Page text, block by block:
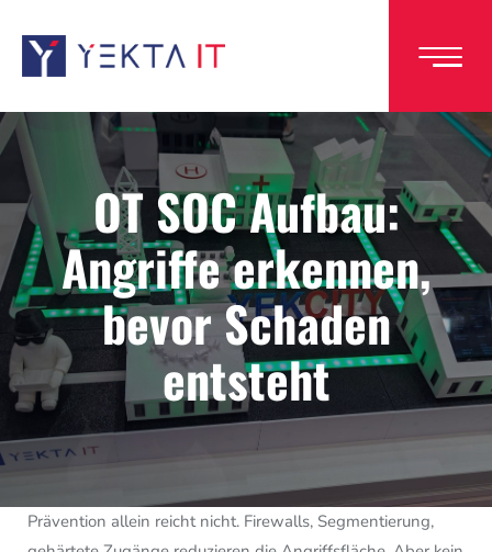
OT SOC Aufbau:
Angriffe erkennen,
bevor Schaden
entsteht
Image
Prävention allein reicht nicht. Firewalls, Segmentierung,